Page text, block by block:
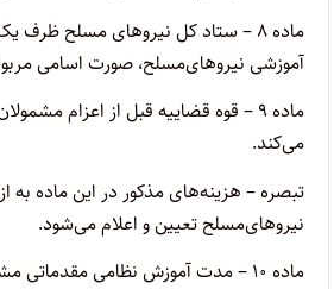
‌ماده ۸ – ستاد کل نیروهای مسلح
آموزشی نیروهای‌مسلح، صورت اسامی
‌ماده ۹ – قوه قضاییه قبل از اعزام
می‌کند.
‌تبصره – هزینه‌های مذکور در این ماده به
نیروهای‌مسلح تعیین و اعلام می‌شود.
‌ماده ۱۰ – مدت آموزش نظامی مقدماتی مشمولان قانون توسط نیروی آموزش‌دهنده برابر ضوابط مربوط تعیین می‌شود.